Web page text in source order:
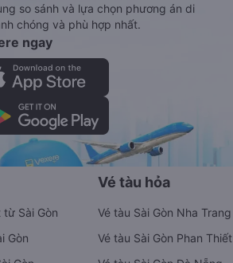
so sánh và lựa chọn phương án di
chóng và phù hợp nhất.
ngay
từ Sài Gòn
Gòn
Vé tàu hỏa
Vé tàu Sài Gòn Nha Trang
Vé tàu Sài Gòn Phan Thiết